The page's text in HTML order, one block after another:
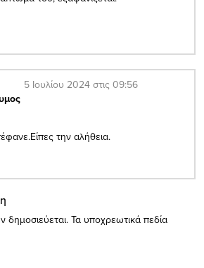
5 Ιουλίου 2024 στις 09:56
την αλήθεια.
δημοσιεύεται. Τα υποχρεωτικά πεδία